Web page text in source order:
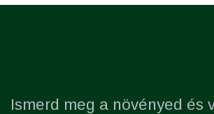
Ismerd meg a növényed és